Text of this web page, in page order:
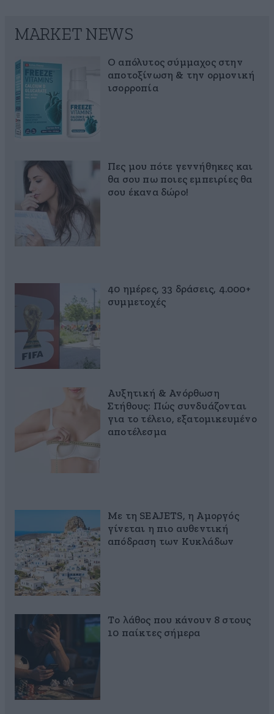
MARKET NEWS
Ο απόλυτος σύμμαχος στην
αποτοξίνωση & την ορμονική
ισορροπία
Πες μου πότε γεννήθηκες και
θα σου πω ποιες εμπειρίες θα
σου έκανα δώρο!
40 ημέρες, 33 δράσεις, 4.000+
συμμετοχές
Αυξητική & Ανόρθωση
Στήθους: Πώς συνδυάζονται
για το τέλειο, εξατομικευμένο
αποτέλεσμα
Με τη SEAJETS, η Αμοργός
γίνεται η πιο αυθεντική
απόδραση των Κυκλάδων
Το λάθος που κάνουν 8 στους
10 παίκτες σήμερα